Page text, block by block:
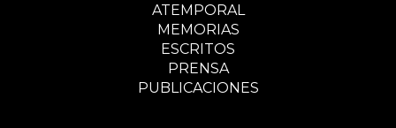
ATEMPORAL
MEMORIAS
ESCRITOS
PRENSA
PUBLICACIONES